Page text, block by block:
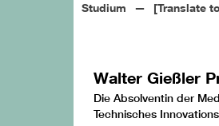
Studium [Translate
Walter Gießler
Die Absolventin der
Technisches